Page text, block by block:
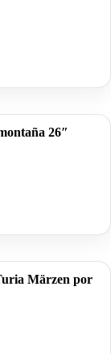
26″
Märzen por